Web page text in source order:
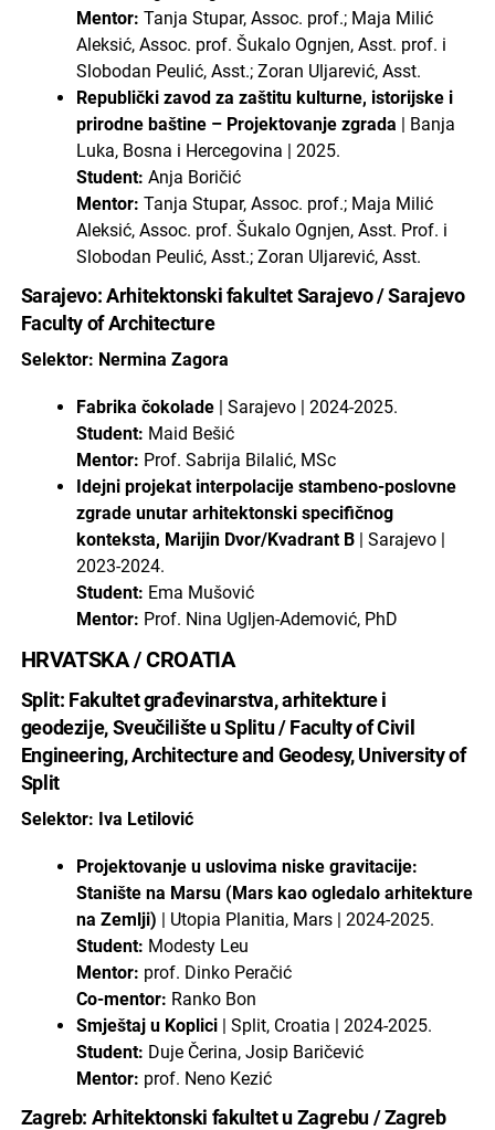
Mentor: Tanja Stupar, Assoc. prof.; Maja Milić
Aleksić, Assoc. prof. Šukalo Ognjen, Asst. prof. i
Slobodan Peulić, Asst.; Zoran Uljarević, Asst.
Republički zavod za zaštitu kulturne, istorijske i
prirodne baštine – Projektovanje zgrada | Banja
Luka, Bosna i Hercegovina | 2025.
Student: Anja Boričić
Mentor: Tanja Stupar, Assoc. prof.; Maja Milić
Aleksić, Assoc. prof. Šukalo Ognjen, Asst. Prof. i
Slobodan Peulić, Asst.; Zoran Uljarević, Asst.
Sarajevo: Arhitektonski fakultet Sarajevo / Sarajevo
Faculty of Architecture
Selektor: Nermina Zagora
Fabrika čokolade | Sarajevo | 2024-2025.
Student: Maid Bešić
Mentor: Prof. Sabrija Bilalić, MSc
Idejni projekat interpolacije stambeno-poslovne
zgrade unutar arhitektonski specifičnog
konteksta, Marijin Dvor/Kvadrant B | Sarajevo |
2023-2024.
Student: Ema Mušović
Mentor: Prof. Nina Ugljen-Ademović, PhD
HRVATSKA / CROATIA
Split: Fakultet građevinarstva, arhitekture i
geodezije, Sveučilište u Splitu / Faculty of Civil
Engineering, Architecture and Geodesy, University of
Split
Selektor: Iva Letilović
Projektovanje u uslovima niske gravitacije:
Stanište na Marsu (Mars kao ogledalo arhitekture
na Zemlji) | Utopia Planitia, Mars | 2024-2025.
Student: Modesty Leu
Mentor: prof. Dinko Peračić
Co-mentor: Ranko Bon
Smještaj u Koplici| Split, Croatia | 2024-2025.
Student: Duje Čerina, Josip Baričević
Mentor: prof. Neno Kezić
Zagreb: Arhitektonski fakultet u Zagrebu / Zagreb